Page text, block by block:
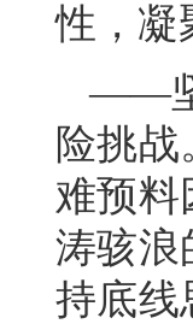
性，凝
——坚
险挑
难预料
涛骇浪
持底线